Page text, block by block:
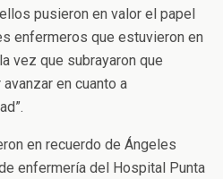
pusieron en valor el papel
enfermeros que estuvieron en
vez que subrayaron que
en cuanto a
en recuerdo de Ángeles
enfermería del Hospital Punta